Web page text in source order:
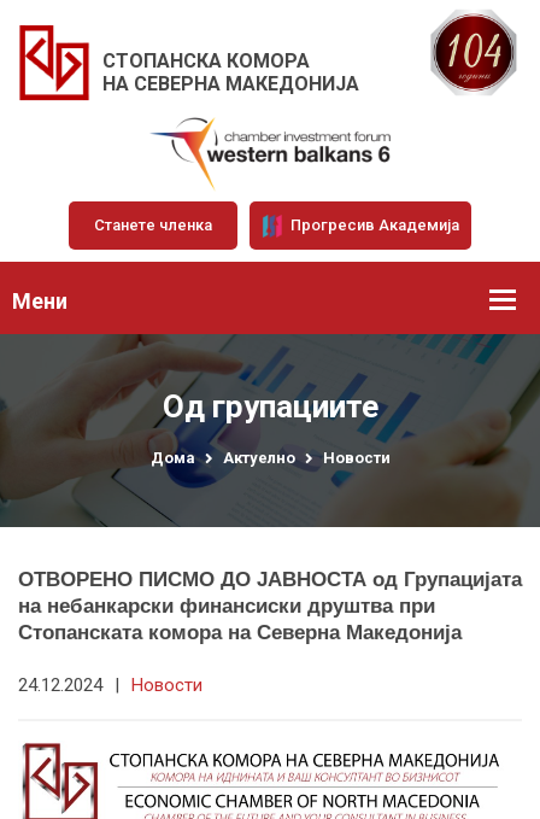
СТОПАНСКА КОМОРА
НА СЕВЕРНА МАКЕДОНИЈА
Станете членка Прогресив Академија
Мени
Од групациите
Дома Актуелно Новости
ОТВОРЕНО ПИСМО ДО ЈАВНОСТА од Групацијата
на небанкарски финансиски друштва при
Стопанската комора на Северна Македонија
24.12.2024 | Новости